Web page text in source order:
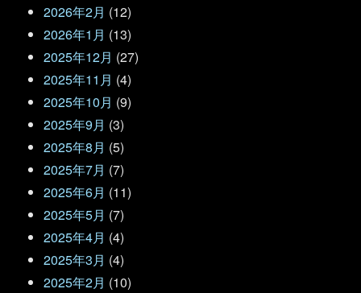
2026年2月 (12)
2026年1月 (13)
2025年12月 (27)
2025年11月 (4)
2025年10月 (9)
2025年9月 (3)
2025年8月 (5)
2025年7月 (7)
2025年6月 (11)
2025年5月 (7)
2025年4月 (4)
2025年3月 (4)
2025年2月 (10)